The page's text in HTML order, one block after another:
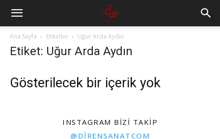
Ana Sayfa Etiketler Uğur Arda Aydın
Etiket: Uğur Arda Aydın
Gösterilecek bir içerik yok
INSTAGRAM BIZI TAKIP
@DIRENSANATCOM